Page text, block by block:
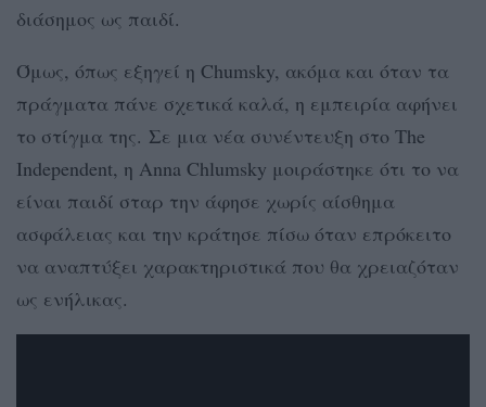
διάσημος ως παιδί.
Όμως, όπως εξηγεί η Chumsky, ακόμα και όταν τα
πράγματα πάνε σχετικά καλά, η εμπειρία αφήνει
το στίγμα της. Σε μια νέα συνέντευξη στο The
Independent, η Anna Chlumsky μοιράστηκε ότι το να
είναι παιδί σταρ την άφησε χωρίς αίσθημα
ασφάλειας και την κράτησε πίσω όταν επρόκειτο
να αναπτύξει χαρακτηριστικά που θα χρειαζόταν
ως ενήλικας.